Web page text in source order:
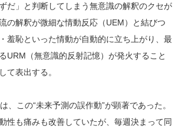
だ」と判断してしまう無意識の解釈のクセが
の解釈が微細な情動反応（UEM）と結びつ
羞恥といった情動が自動的に立ち上がり、最
URM（無意識的反射記憶）が発火すること
て表出する。
、この“未来予測の誤作動”が顕著であった。
性も痛みも改善していたが、毎週決まって同